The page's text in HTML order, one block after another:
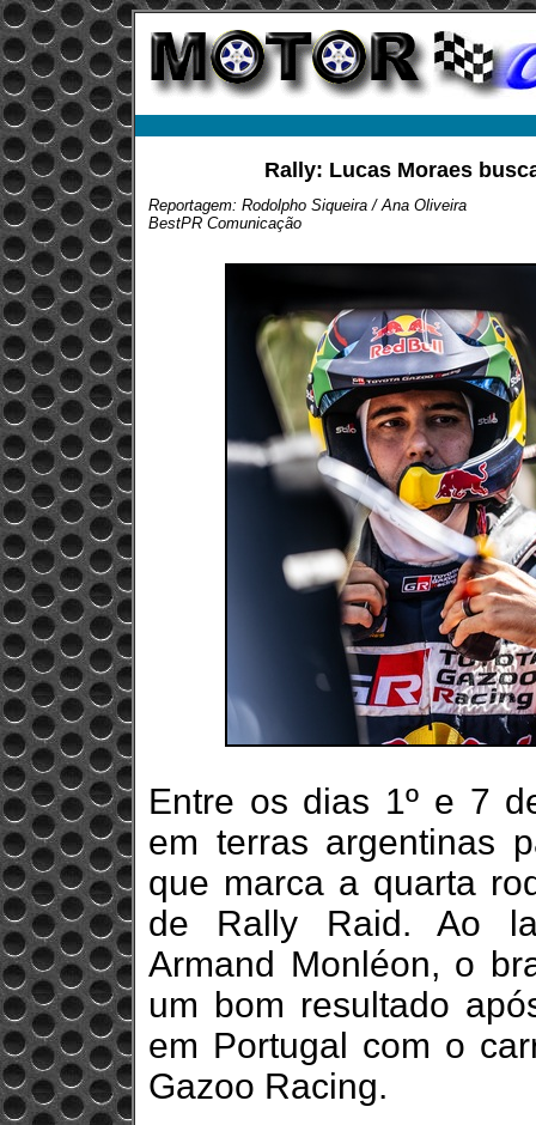
Rally: Lucas Moraes
Reportagem: Rodolpho Siqueira / Ana Oliveira
BestPR Comunicação
Entre os dias 1º e 7
em terras argentinas
que marca a quarta
de Rally Raid. Ao
Armand Monléon, o
um bom resultado
em Portugal com o
Gazoo Racing.